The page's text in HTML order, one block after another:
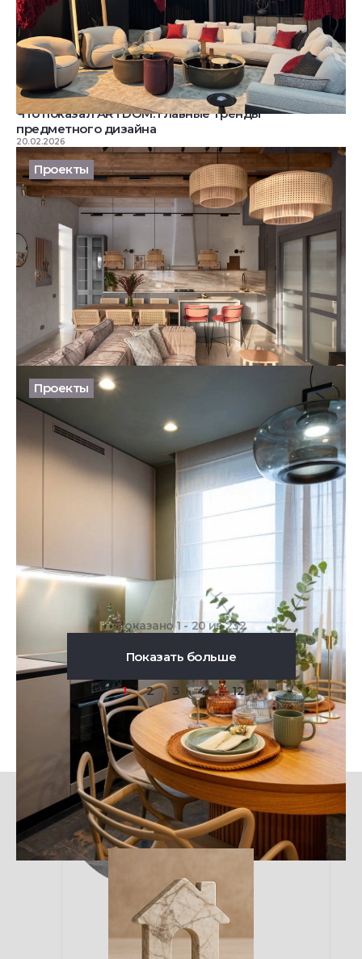
Что показал ARTDOM: главные тренды
предметного дизайна
20.02.2026
Проекты
Воздушная кухня-гостиная с двумя островами: ТВ-
проект с Бернини
20.02.2026
Проекты
Коллекция Патина в программе «Большие
перемены»
04.02.2026
Показано 1 - 20 из 232
Показать больше
1 2 3 4 ... 12